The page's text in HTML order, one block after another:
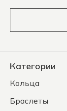
Категории
Кольца
Браслеты